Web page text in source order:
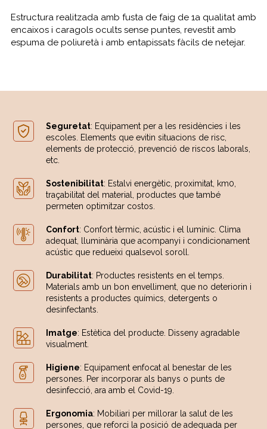
Estructura realitzada amb fusta de faig de 1a qualitat amb
encaixos i caragols ocults sense puntes, revestit amb
espuma de poliuretà i amb entapissats fàcils de netejar.
Seguretat: Equipament per a les residències i les
escoles. Elements que evitin situacions de risc,
elements de protecció, prevenció de riscos laborals,
etc.
Sostenibilitat: Estalvi energètic, proximitat, km0,
traçabilitat del material, productes que també
permeten optimitzar costos.
Confort: Confort tèrmic, acústic i el lumínic. Clima
adequat, lluminària que acompanyi i condicionament
acústic que redueixi qualsevol soroll.
Durabilitat: Productes resistents en el temps.
Materials amb un bon envelliment, que no deteriorin i
resistents a productes químics, detergents o
desinfectants.
Imatge: Estètica del producte. Disseny agradable
visualment.
Higiene: Equipament enfocat al benestar de les
persones. Per incorporar als banys o punts de
desinfecció, ara amb el Covid-19.
Ergonomia: Mobiliari per millorar la salut de les
persones, que reforci la posició de adequada per